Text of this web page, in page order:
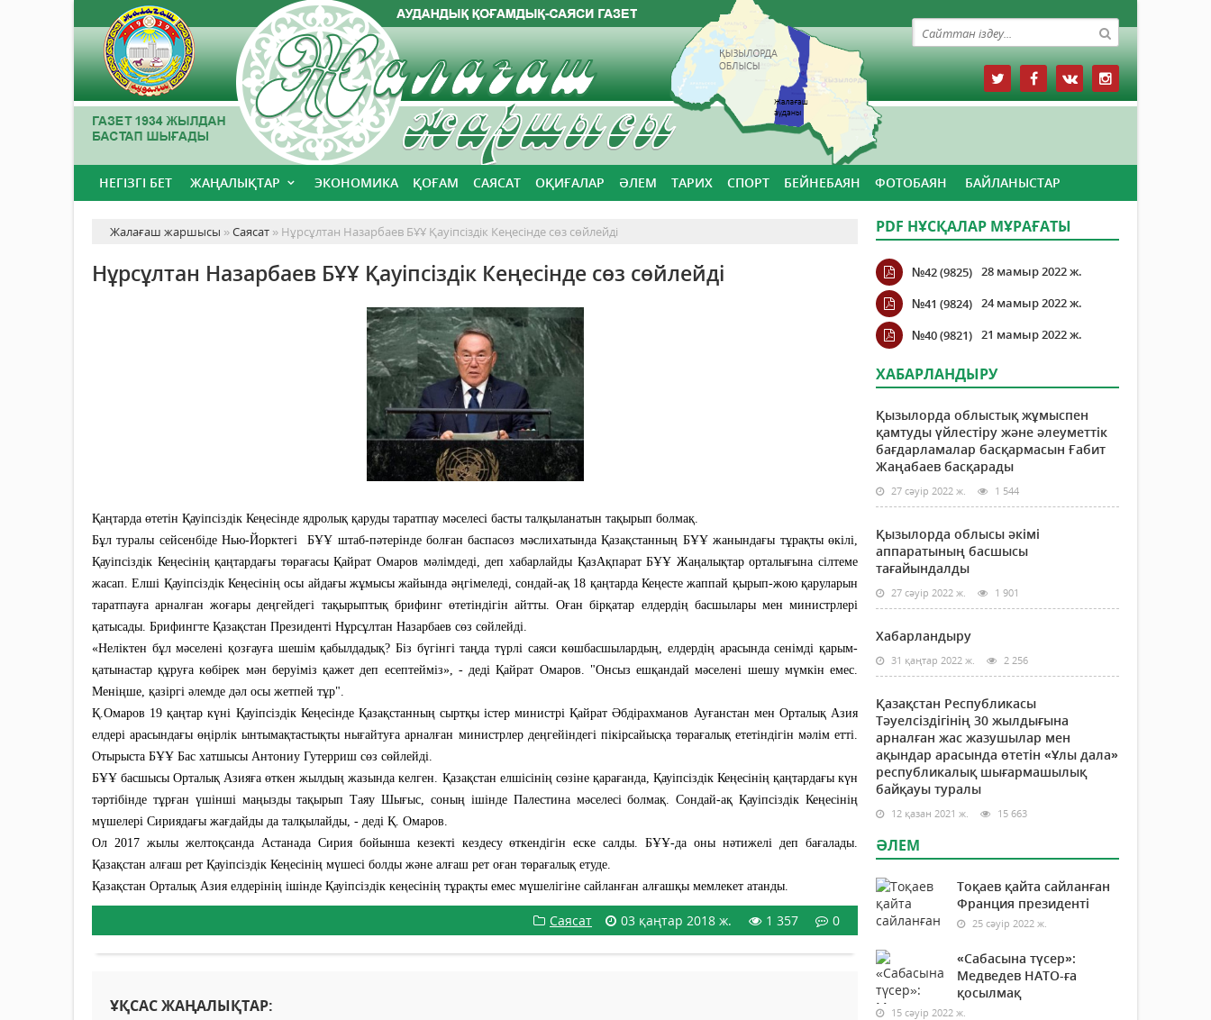
НЕГІЗГІ БЕТ ЖАҢАЛЫҚТАР ЭКОНОМИКА ҚОҒАМ САЯСАТ ОҚИҒАЛАР ӘЛЕМ ТАРИХ СПОРТ БЕЙНЕБАЯН ФОТОБАЯН БАЙЛАНЫСТАР
Жалағаш жаршысы »Саясат » Нұрсұлтан Назарбаев БҰҰ Қауіпсіздік Кеңесінде сөз сөйлейді
Нұрсұлтан Назарбаев БҰҰ Қауіпсіздік Кеңесінде сөз сөйлейді
Қаңтарда өтетін Қауіпсіздік Кеңесінде ядролық қаруды таратпау мәселесі басты талқыланатын тақырып болмақ.
Бұл туралы сейсенбіде Нью-Йорктегі БҰҰ штаб-пәтерінде болған баспасөз мәслихатында Қазақстанның БҰҰ жанындағы тұрақты өкілі,
Қауіпсіздік Кеңесінің қаңтардағы төрағасы Қайрат Омаров мәлімдеді, деп хабарлайды ҚазАқпарат БҰҰ Жаңалықтар орталығына сілтеме
жасап. Елші Қауіпсіздік Кеңесінің осы айдағы жұмысы жайында әңгімеледі, сондай-ақ 18 қаңтарда Кеңесте жаппай қырып-жою қаруларын
таратпауға арналған жоғары деңгейдегі тақырыптық брифинг өтетіндігін айтты. Оған бірқатар елдердің басшылары мен министрлері
қатысады. Брифингте Қазақстан Президенті Нұрсұлтан Назарбаев сөз сөйлейді.
«Неліктен бұл мәселені қозғауға шешім қабылдадық? Біз бүгінгі таңда түрлі саяси көшбасшылардың, елдердің арасында сенімді қарым-
қатынастар құруға көбірек мән беруіміз қажет деп есептейміз», - деді Қайрат Омаров. "Онсыз ешқандай мәселені шешу мүмкін емес.
Меніңше, қазіргі әлемде дәл осы жетпей тұр".
Қ.Омаров 19 қаңтар күні Қауіпсіздік Кеңесінде Қазақстанның сыртқы істер министрі Қайрат Әбдірахманов Ауғанстан мен Орталық Азия
елдері арасындағы өңірлік ынтымақтастықты нығайтуға арналған министрлер деңгейіндегі пікірсайысқа төрағалық ететіндігін мәлім етті.
Отырыста БҰҰ Бас хатшысы Антониу Гутерриш сөз сөйлейді.
БҰҰ басшысы Орталық Азияға өткен жылдың жазында келген. Қазақстан елшісінің сөзіне қарағанда, Қауіпсіздік Кеңесінің қаңтардағы күн
тәртібінде тұрған үшінші маңызды тақырып Таяу Шығыс, соның ішінде Палестина мәселесі болмақ. Сондай-ақ Қауіпсіздік Кеңесінің
мүшелері Сириядағы жағдайды да талқылайды, - деді Қ. Омаров.
Ол 2017 жылы желтоқсанда Астанада Сирия бойынша кезекті кездесу өткендігін еске салды. БҰҰ-да оны нәтижелі деп бағалады.
Қазақстан алғаш рет Қауіпсіздік Кеңесінің мүшесі болды және алғаш рет оған төрағалық етуде.
Қазақстан Орталық Азия елдерінің ішінде Қауіпсіздік кеңесінің тұрақты емес мүшелігіне сайланған алғашқы мемлекет атанды.
Саясат 03 қаңтар 2018 ж. 1 357 0
ҰҚСАС ЖАҢАЛЫҚТАР:
PDF НҰСҚАЛАР МҰРАҒАТЫ
№42 (9825) 28 мамыр 2022 ж.
№41 (9824) 24 мамыр 2022 ж.
№40 (9821) 21 мамыр 2022 ж.
ХАБАРЛАНДЫРУ
Қызылорда облыстық жұмыспен
қамтуды үйлестіру және әлеуметтік
бағдарламалар басқармасын Ғабит
Жаңабаев басқарады
27 сәуір 2022 ж. 1 544
Қызылорда облысы әкімі
аппаратының басшысы
тағайындалды
27 сәуір 2022 ж. 1 901
Хабарландыру
31 қаңтар 2022 ж. 2 256
Қазақстан Республикасы
Тәуелсіздігінің 30 жылдығына
арналған жас жазушылар мен
ақындар арасында өтетін «Ұлы дала»
республикалық шығармашылық
байқауы туралы
12 қазан 2021 ж. 15 663
ӘЛЕМ
Тоқаев қайта сайланған
Франция президенті
25 сәуір 2022 ж.
«Сабасына түсер»:
Медведев НАТО-ға
қосылмақ
15 сәуір 2022 ж.